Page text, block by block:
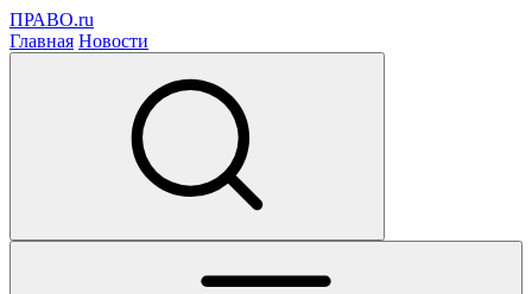
ПРАВО.ru
Главная Новости